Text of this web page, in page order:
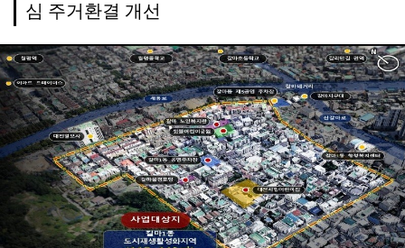
심 주거환결 개선